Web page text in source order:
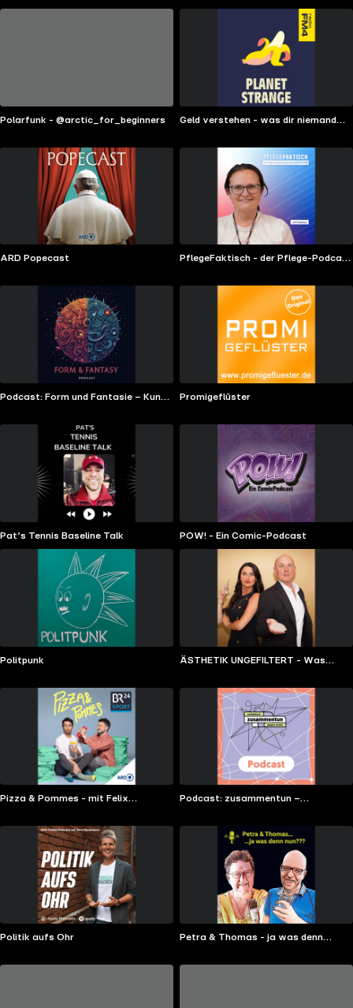
Polarfunk - @arctic_for_beginners
Geld verstehen - was dir niemand
ARD Popecast
PflegeFaktisch - der Pflege-Podcast
Podcast: Form und Fantasie – Kunst
Promigeflüster
Pat‘s Tennis Baseline Talk POW! - Ein Comic-Podcast
Politpunk
ÄSTHETIK UNGEFILTERT - Was
sparen kannst.
Pizza & Pommes - mit Felix
Podcast: zusammentun –
Politik aufs Ohr
Petra & Thomas - ja was denn